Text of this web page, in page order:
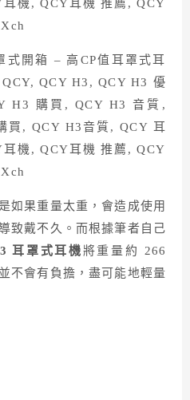
如果重量太重，會造成使用
致戴不久。而根據筆者自己
耳罩式耳機將重量約 266
不會有負擔，盡可能地輕量